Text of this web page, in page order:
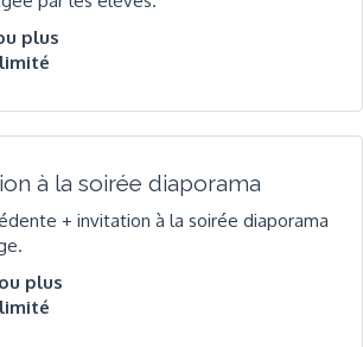
plus
à la soirée diaporama
+ invitation à la soirée diaporama
plus